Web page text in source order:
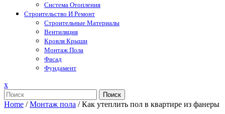
Система Отопления
Строительство И Ремонт
Строительные Материалы
Вентиляция
Кровля Крыши
Монтаж Пола
Фасад
Фундамент
xЗакрыть
меню
Поиск
Home /Монтаж пола /Как утеплить пол в квартире из фанеры